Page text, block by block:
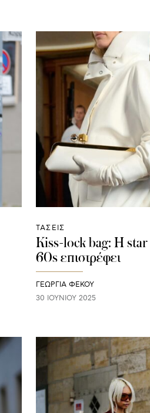
ΤΑΣΕΙΣ
Kiss-lock bag: Η star
60s επιστρέφει
ΓΕΩΡΓΙΑ ΦΕΚΟΥ
30 ΙΟΥΝΊΟΥ 2025